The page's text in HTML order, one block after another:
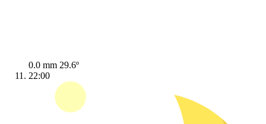
0.0 mm 29.6º
22:00